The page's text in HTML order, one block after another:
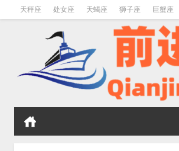
天秤座 处女座 天蝎座 狮子座 巨蟹座